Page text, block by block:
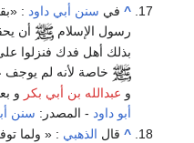
^ في سنن أبي داود:
رسول الإسلام
أن
بذلك أهل فدك فنزلوا
خاصة لأنه لم يوجف
و عبدالله بن أبي بكر و
أبو داود
سنن
^ قال الذهبي : « ولما